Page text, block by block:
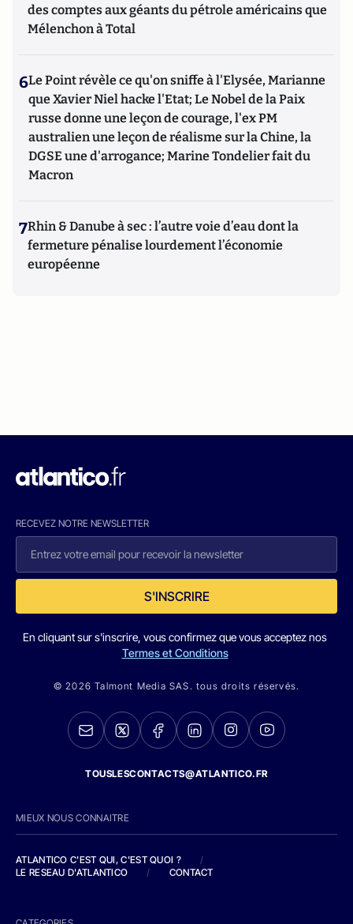
des comptes aux géants du pétrole américains que
Mélenchon à Total
6Le Point révèle ce qu'on sniffe à l'Elysée, Marianne
que Xavier Niel hacke l'Etat; Le Nobel de la Paix
russe donne une leçon de courage, l'ex PM
australien une leçon de réalisme sur la Chine, la
DGSE une d'arrogance; Marine Tondelier fait du
Macron
7Rhin & Danube à sec : l’autre voie d’eau dont la
fermeture pénalise lourdement l’économie
européenne
RECEVEZ NOTRE NEWSLETTER
S'INSCRIRE
En cliquant sur s'inscrire, vous confirmez que vous acceptez nos
Termes et Conditions
© 2026 Talmont Media SAS. tous droits réservés.
TOUSLESCONTACTS@ATLANTICO.FR
MIEUX NOUS CONNAITRE
ATLANTICO C'EST QUI, C'EST QUOI ?
/
LE RESEAU D'ATLANTICO
/ CONTACT